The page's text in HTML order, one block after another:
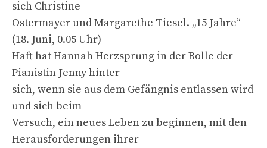
sich Christine
Ostermayer und Margarethe Tiesel. „15 Jahre“
(18. Juni, 0.05 Uhr)
Haft hat Hannah Herzsprung in der Rolle der
Pianistin Jenny hinter
sich, wenn sie aus dem Gefängnis entlassen wird
und sich beim
Versuch, ein neues Leben zu beginnen, mit den
Herausforderungen ihrer